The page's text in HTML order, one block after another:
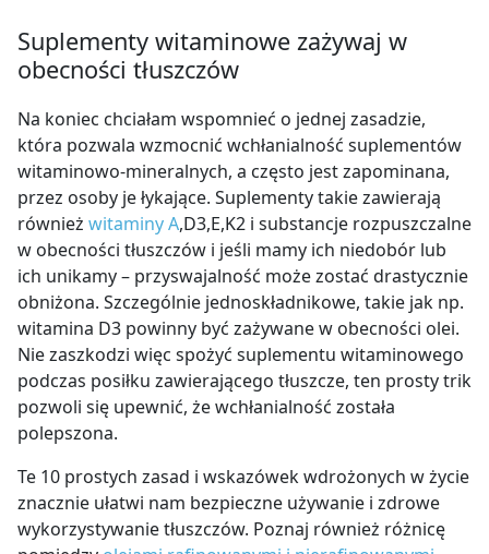
Suplementy witaminowe zażywaj w
obecności tłuszczów
Na koniec chciałam wspomnieć o jednej zasadzie,
która pozwala wzmocnić wchłanialność suplementów
witaminowo-mineralnych, a często jest zapominana,
przez osoby je łykające. Suplementy takie zawierają
również witaminy A,D3,E,K2 i substancje rozpuszczalne
w obecności tłuszczów i jeśli mamy ich niedobór lub
ich unikamy – przyswajalność może zostać drastycznie
obniżona. Szczególnie jednoskładnikowe, takie jak np.
witamina D3 powinny być zażywane w obecności olei.
Nie zaszkodzi więc spożyć suplementu witaminowego
podczas posiłku zawierającego tłuszcze, ten prosty trik
pozwoli się upewnić, że wchłanialność została
polepszona.
Te 10 prostych zasad i wskazówek wdrożonych w życie
znacznie ułatwi nam bezpieczne używanie i zdrowe
wykorzystywanie tłuszczów. Poznaj również różnicę